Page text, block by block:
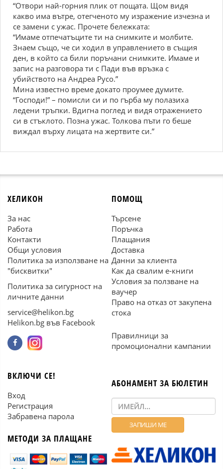
“Отвори най-горния плик от пощата. Щом видя
какво има вътре, отегченото му изражение изчезна и
се замени с ужас. Прочете бележката:
“Имаме отпечатъците ти на снимките и молбите.
Знаем също, че си ходил в управлението в същия
ден, в който са били поръчани снимките. Имаме и
запис на разговора ти с Пади във връзка с
убийството на Андреа Русо.”
Мина известно време докато проумее думите.
“Господи!” – помисли си и по гърба му полазиха
ледени тръпки. Вдигна поглед и видя отражението
си в стъклото. Позна ужас. Толкова пъти го беше
виждал върху лицата на жертвите си.”
ХЕЛИКОН
За нас
Работа
Контакти
Общи условия
Политика за използване на
"бисквитки"
Политика за сигурност на
личните данни
service@helikon.bg
Helikon.bg във Facebook
ПОМОЩ
Търсене
Поръчка
Плащания
Доставка
Данни за клиента
Как да свалим е-книги
Условия за ползване на
ваучер
Право на отказ от закупена
стока
Правилници за
промоционални кампании
ВКЛЮЧИ СЕ!
Вход
Регистрация
Забравена парола
МЕТОДИ ЗА ПЛАЩАНЕ
АБОНАМЕНТ ЗА БЮЛЕТИН